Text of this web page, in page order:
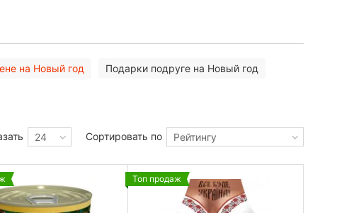
на Новый год Подарки подруге на Новый год
Сортировать по Рейтингу
24
Топ продаж